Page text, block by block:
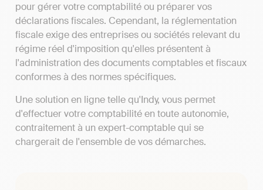
pour gérer votre comptabilité ou préparer vos
déclarations fiscales. Cependant, la réglementation
fiscale exige des entreprises ou sociétés relevant du
régime réel d'imposition qu'elles présentent à
l'administration des documents comptables et fiscaux
conformes à des normes spécifiques.
Une solution en ligne telle qu'Indy, vous permet
d'effectuer votre comptabilité en toute autonomie,
contraitement à un expert-comptable qui se
chargerait de l'ensemble de vos démarches.